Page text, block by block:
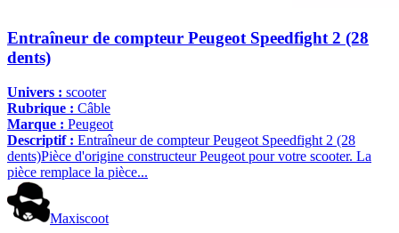
Entraîneur de compteur Peugeot Speedfight 2 (28
dents)
Univers : scooter
Rubrique : Câble
Marque : Peugeot
Descriptif : Entraîneur de compteur Peugeot Speedfight 2 (28
dents)Pièce d'origine constructeur Peugeot pour votre scooter. La
pièce remplace la pièce...
Maxiscoot